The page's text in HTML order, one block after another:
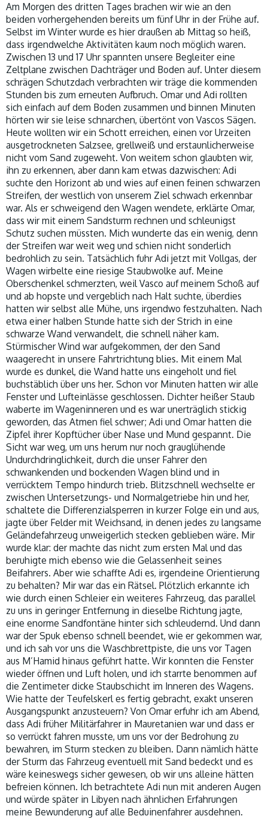
Am Morgen des dritten Tages brachen wir wie an den
beiden vorhergehenden bereits um fünf Uhr in der Frühe auf.
Selbst im Winter wurde es hier draußen ab Mittag so heiß,
dass irgendwelche Aktivitäten kaum noch möglich waren.
Zwischen 13 und 17 Uhr spannten unsere Begleiter eine
Zeltplane zwischen Dachträger und Boden auf. Unter diesem
schrägen Schutzdach verbrachten wir träge die kommenden
Stunden bis zum erneuten Aufbruch. Omar und Adi rollten
sich einfach auf dem Boden zusammen und binnen Minuten
hörten wir sie leise schnarchen, übertönt von Vascos Sägen.
Heute wollten wir ein Schott erreichen, einen vor Urzeiten
ausgetrockneten Salzsee, grellweiß und erstaunlicherweise
nicht vom Sand zugeweht. Von weitem schon glaubten wir,
ihn zu erkennen, aber dann kam etwas dazwischen: Adi
suchte den Horizont ab und wies auf einen feinen schwarzen
Streifen, der westlich von unserem Ziel schwach erkennbar
war. Als er schweigend den Wagen wendete, erklärte Omar,
dass wir mit einem Sandsturm rechnen und schleunigst
Schutz suchen müssten. Mich wunderte das ein wenig, denn
der Streifen war weit weg und schien nicht sonderlich
bedrohlich zu sein. Tatsächlich fuhr Adi jetzt mit Vollgas, der
Wagen wirbelte eine riesige Staubwolke auf. Meine
Oberschenkel schmerzten, weil Vasco auf meinem Schoß auf
und ab hopste und vergeblich nach Halt suchte, überdies
hatten wir selbst alle Mühe, uns irgendwo festzuhalten. Nach
etwa einer halben Stunde hatte sich der Strich in eine
schwarze Wand verwandelt, die schnell näher kam.
Stürmischer Wind war aufgekommen, der den Sand
waagerecht in unsere Fahrtrichtung blies. Mit einem Mal
wurde es dunkel, die Wand hatte uns eingeholt und fiel
buchstäblich über uns her. Schon vor Minuten hatten wir alle
Fenster und Lufteinlässe geschlossen. Dichter heißer Staub
waberte im Wageninneren und es war unerträglich stickig
geworden, das Atmen fiel schwer; Adi und Omar hatten die
Zipfel ihrer Kopftücher über Nase und Mund gespannt. Die
Sicht war weg, um uns herum nur noch grauglühende
Undurchdringlichkeit, durch die unser Fahrer den
schwankenden und bockenden Wagen blind und in
verrücktem Tempo hindurch trieb. Blitzschnell wechselte er
zwischen Untersetzungs- und Normalgetriebe hin und her,
schaltete die Differenzialsperren in kurzer Folge ein und aus,
jagte über Felder mit Weichsand, in denen jedes zu langsame
Geländefahrzeug unweigerlich stecken geblieben wäre. Mir
wurde klar: der machte das nicht zum ersten Mal und das
beruhigte mich ebenso wie die Gelassenheit seines
Beifahrers. Aber wie schaffte Adi es, irgendeine Orientierung
zu behalten? Mir war das ein Rätsel. Plötzlich erkannte ich
wie durch einen Schleier ein weiteres Fahrzeug, das parallel
zu uns in geringer Entfernung in dieselbe Richtung jagte,
eine enorme Sandfontäne hinter sich schleudernd. Und dann
war der Spuk ebenso schnell beendet, wie er gekommen war,
und ich sah vor uns die Waschbrettpiste, die uns vor Tagen
aus M’Hamid hinaus geführt hatte. Wir konnten die Fenster
wieder öffnen und Luft holen, und ich starrte benommen auf
die Zentimeter dicke Staubschicht im Inneren des Wagens.
Wie hatte der Teufelskerl es fertig gebracht, exakt unseren
Ausgangspunkt anzusteuern? Von Omar erfuhr ich am Abend,
dass Adi früher Militärfahrer in Mauretanien war und dass er
so verrückt fahren musste, um uns vor der Bedrohung zu
bewahren, im Sturm stecken zu bleiben. Dann nämlich hätte
der Sturm das Fahrzeug eventuell mit Sand bedeckt und es
wäre keineswegs sicher gewesen, ob wir uns alleine hätten
befreien können. Ich betrachtete Adi nun mit anderen Augen
und würde später in Libyen nach ähnlichen Erfahrungen
meine Bewunderung auf alle Beduinenfahrer ausdehnen.